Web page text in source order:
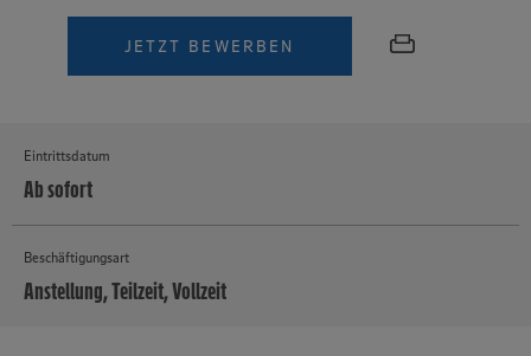
JETZT BEWERBEN
Eintrittsdatum
Ab sofort
Beschäftigungsart
Anstellung, Teilzeit, Vollzeit